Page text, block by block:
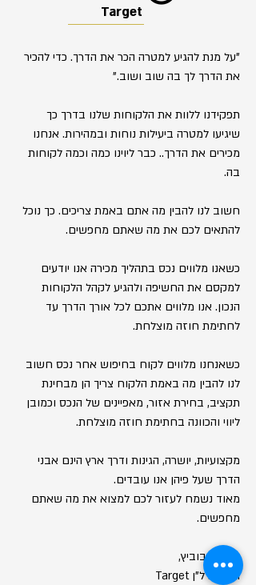
Target
"על מנת להגיע למטרה הכר את הדרך. כדי להכיר
את הדרך לך בה שוב ושוב."
תפקידנו ללוות את הלקוחות שלנו בדרך כך
שיגיעו למטרה ביעילות נוחות ובמהירות. אנחנו
מכירים את הדרך.. כבר ליוינו כמה וכמה לקוחות
בה.
חשוב לנו להבין מה אתם באמת צריכים. כך נוכל
להתאים לכם את מה שאתם מחפשים.
כשאנו מלווים נכס בתהליך מכירה אנו יודעים
למקסם את החשיפה ולהגיע לקהל הלקוחות
הנכון. אנו מלווים אתכם לכל אורך הדרך עד
לחתימת חוזה מוצלחת.
כשאנחנו מלווים לקוח בחיפוש אחר נכס חשוב
לנו להבין מה באמת הלקוח צריך הן מבחינת
תקציב, בחירת אזור, מאפיינים של הנכס וכמובן
ליווי והכוונה בחתימת חוזה מוצלחת.
מקצועיות, יושרה, הגינות ודרך ארץ הינם אבני
הדרך שעל פיהן אנו עובדים.
מאוד נשמח לעזור לכם למצוא את מה שאתם
מחפשים.
זיו יעקובוביץ,
תיווך נדל"ן Target